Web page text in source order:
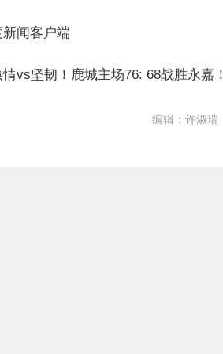
闻客户端
vs坚韧！鹿城主场76: 68战胜永嘉！
编辑：许淑瑞